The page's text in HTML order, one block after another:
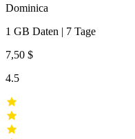
Dominica
1 GB Daten | 7 Tage
7,50 $
4.5